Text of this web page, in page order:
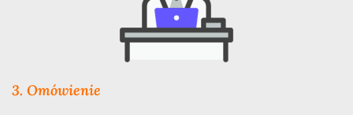
3. Omówienie